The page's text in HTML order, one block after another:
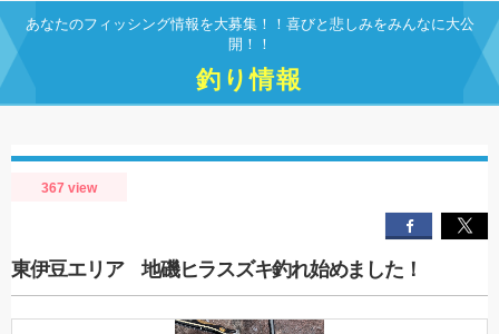
移
動
あなたのフィッシング情報を大募集！！喜びと悲しみをみんなに大公
開！！
釣り情報
367 view
東伊豆エリア 地磯ヒラスズキ釣れ始めました！